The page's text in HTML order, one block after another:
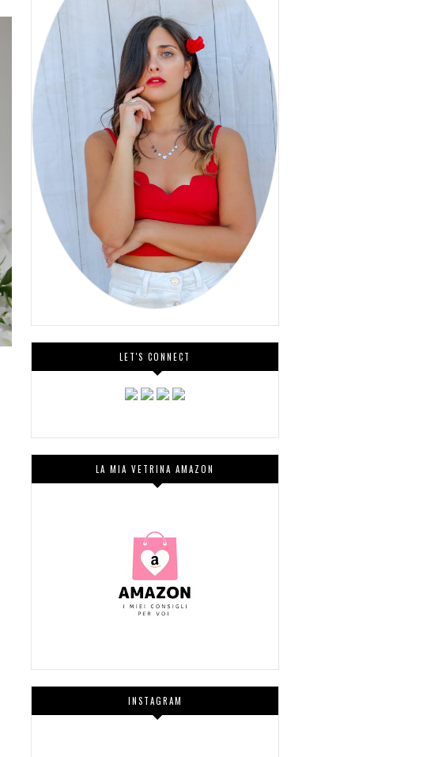
LET'S CONNECT
LA MIA VETRINA AMAZON
INSTAGRAM